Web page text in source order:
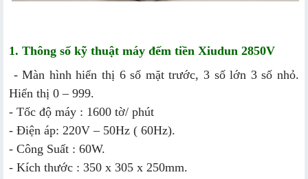
1. Thông số kỹ thuật máy đếm tiền Xiudun 2850V
- Màn hình hiển thị 6 số mặt trước, 3 số lớn 3 số nhỏ.
Hiển thị 0 – 999.
- Tốc độ máy : 1600 tờ/ phút
- Điện áp: 220V – 50Hz ( 60Hz).
- Công Suất : 60W.
- Kích thước : 350 x 305 x 250mm.